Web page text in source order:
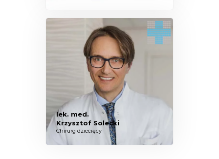
lek. med.
Krzysztof Solecki
Chirurg dziecięcy